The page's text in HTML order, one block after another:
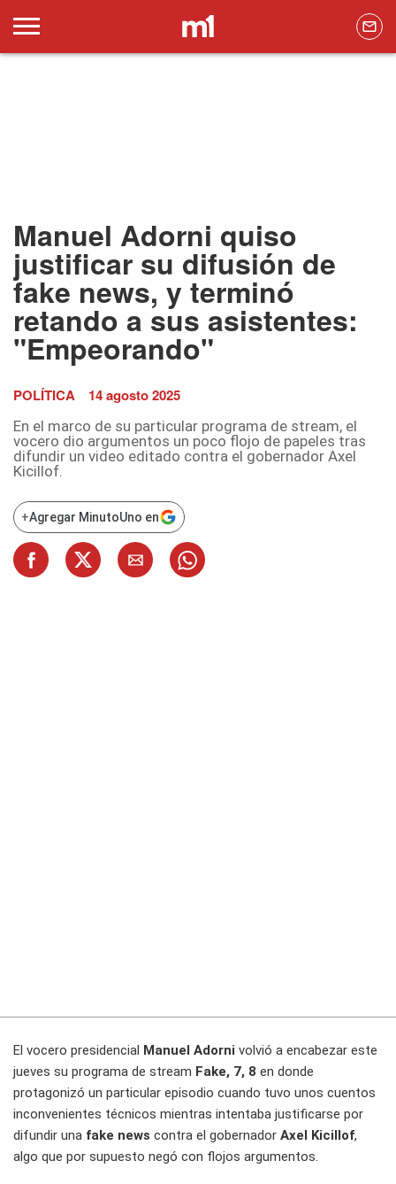
Manuel Adorni quiso
justificar su difusión de
fake news, y terminó
retando a sus asistentes:
"Empeorando"
POLÍTICA 14 agosto 2025
En el marco de su particular programa de stream, el
vocero dio argumentos un poco flojo de papeles tras
difundir un video editado contra el gobernador Axel
Kicillof.
+Agregar MinutoUno en
El vocero presidencial Manuel Adorni volvió a encabezar este
jueves su programa de stream Fake, 7, 8 en donde
protagonizó un particular episodio cuando tuvo unos cuentos
inconvenientes técnicos mientras intentaba justificarse por
difundir una fake news contra el gobernador Axel Kicillof,
algo que por supuesto negó con flojos argumentos.